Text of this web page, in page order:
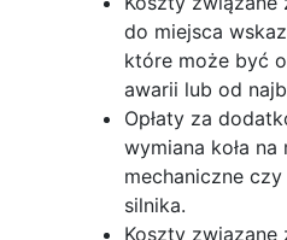
do miejsca
które może być
awarii lub od
Opłaty za
wymiana koła
mechaniczne
silnika.
Koszty związane